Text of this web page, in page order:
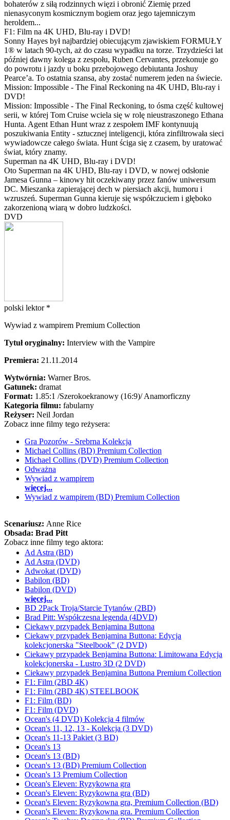
bohaterów z siłą rodzinnych więzi i obronić Ziemię przed
nienasyconym kosmicznym bogiem oraz jego tajemniczym
heroldem...
F1: Film na 4K UHD, Blu-ray i DVD!
Sonny Hayes był najbardziej obiecującym zjawiskiem FORMUŁY
1® w latach 90-tych, aż do czasu wypadku na torze. Trzydzieści lat
później dawny kolega z zespołu, Ruben Cervantes, przekonuje go
do powrotu i jazdy u boku przebojowego debiutanta Joshuy
Pearce’a. To ostatnia szansa, aby zostać numerem jeden na świecie.
Mission: Impossible - The Final Reckoning na 4K UHD, Blu-ray i
DVD!
Mission: Impossible - The Final Reckoning, to ósma część kultowej
serii, w której Tom Cruise wciela się w rolę nieustraszonego Ethana
Hunta. Agent Ethan Hunt wraz z zespołem IMF kontynuują
poszukiwania Entity - sztucznej inteligencji, która zinfiltrowała sieci
wywiadowcze całego świata. Hunt ściga się z czasem, by uratować
świat, który znamy.
Superman na 4K UHD, Blu-ray i DVD!
Oto Superman na 4K UHD, Blu-ray i DVD, w nowej odsłonie
Jamesa Gunna – kinowy hit oczekiwany przez fanów uniwersum
DC. Mieszanka zapierającej dech w piersiach akcji, humoru i
wzruszeń. Superman Gunna kieruje się współczuciem i głęboko
zakorzenioną wiarą w dobro ludzkości.
DVD
polski lektor *
Wywiad z wampirem Premium Collection
Tytuł oryginalny: Interview with the Vampire
Premiera: 21.11.2014
Wytwórnia: Warner Bros.
Gatunek: dramat
Format: 1.85:1 /Szerokoekranowy (16:9)/Anamorficzny
Kategoria filmu: fabularny
Reżyser: Neil Jordan
Zobacz inne filmy tego reżysera:
Gra Pozorów - Srebrna Kolekcja
Michael Collins (BD) Premium Collection
Michael Collins (DVD) Premium Collection
Odważna
Wywiad z wampirem
więcej...
Wywiad z wampirem (BD) Premium Collection
Scenariusz: Anne Rice
Obsada: Brad Pitt
Zobacz inne filmy tego aktora:
Ad Astra (BD)
Ad Astra (DVD)
Adwokat (DVD)
Babilon (BD)
Babilon (DVD)
więcej...
BD 2Pack Troja/Starcie Tytanów (2BD)
Brad Pitt: Współczesna legenda (4DVD)
Ciekawy przypadek Benjamina Buttona
Ciekawy przypadek Benjamina Buttona: Edycja
kolekcjonerska "Steelbook" (2 DVD)
Ciekawy przypadek Benjamina Buttona: Limitowana Edycja
kolekcjonerska - Lustro 3D (2 DVD)
Ciekawy przypadek Benjamina Buttona Premium Collection
F1: Film (2BD 4K)
F1: Film (2BD 4K) STEELBOOK
F1: Film (BD)
F1: Film (DVD)
Ocean's (4 DVD) Kolekcja 4 filmów
Ocean's 11, 12, 13 - Kolekcja (3 DVD)
Ocean's 11-13 Pakiet (3 BD)
Ocean's 13
Ocean's 13 (BD)
Ocean's 13 (BD) Premium Collection
Ocean's 13 Premium Collection
Ocean's Eleven: Ryzykowna gra
Ocean's Eleven: Ryzykowna gra (BD)
Ocean's Eleven: Ryzykowna gra, Premium Collection (BD)
Ocean's Eleven: Ryzykowna gra. Premium Collection